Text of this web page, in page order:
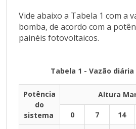
2275
N/D
N/D
2450
Vide abaixo a Tabela 1 com a
bomba, de acordo com a
painéis fotovoltaicos.
Tabela 1 - Vazão
Potência
do
sistema
Altura
0 7 14